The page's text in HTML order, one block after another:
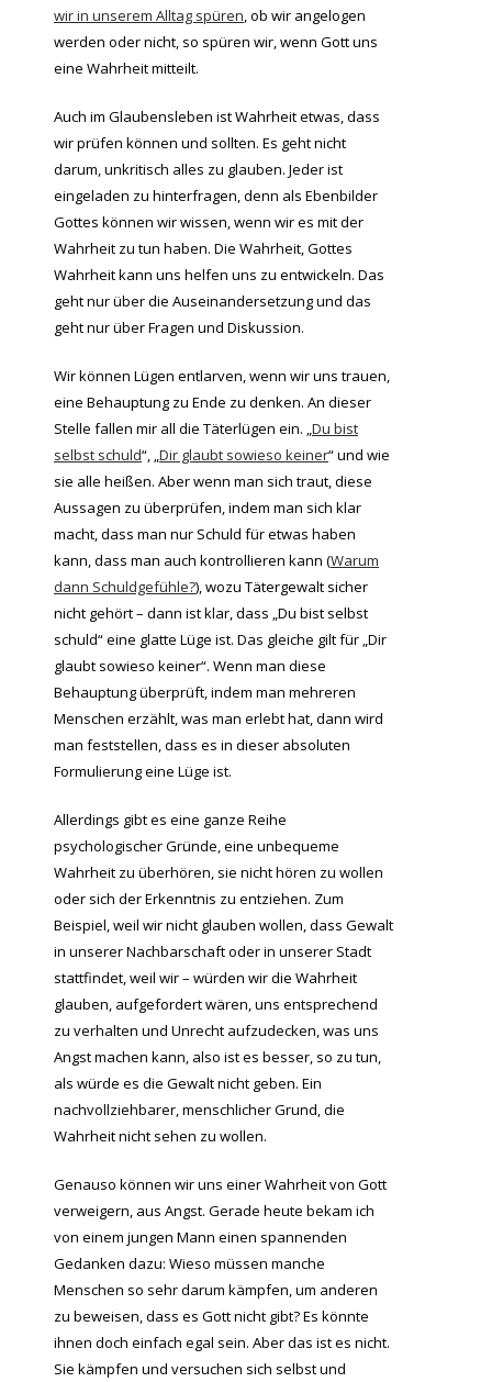
wir in unserem Alltag spüren, ob wir angelogen
werden oder nicht, so spüren wir, wenn Gott uns
eine Wahrheit mitteilt.
Auch im Glaubensleben ist Wahrheit etwas, dass
wir prüfen können und sollten. Es geht nicht
darum, unkritisch alles zu glauben. Jeder ist
eingeladen zu hinterfragen, denn als Ebenbilder
Gottes können wir wissen, wenn wir es mit der
Wahrheit zu tun haben. Die Wahrheit, Gottes
Wahrheit kann uns helfen uns zu entwickeln. Das
geht nur über die Auseinandersetzung und das
geht nur über Fragen und Diskussion.
Wir können Lügen entlarven, wenn wir uns trauen,
eine Behauptung zu Ende zu denken. An dieser
Stelle fallen mir all die Täterlügen ein. „Du bist
selbst schuld“, „Dir glaubt sowieso keiner“ und wie
sie alle heißen. Aber wenn man sich traut, diese
Aussagen zu überprüfen, indem man sich klar
macht, dass man nur Schuld für etwas haben
kann, dass man auch kontrollieren kann (Warum
dann Schuldgefühle?), wozu Tätergewalt sicher
nicht gehört – dann ist klar, dass „Du bist selbst
schuld“ eine glatte Lüge ist. Das gleiche gilt für „Dir
glaubt sowieso keiner“. Wenn man diese
Behauptung überprüft, indem man mehreren
Menschen erzählt, was man erlebt hat, dann wird
man feststellen, dass es in dieser absoluten
Formulierung eine Lüge ist.
Allerdings gibt es eine ganze Reihe
psychologischer Gründe, eine unbequeme
Wahrheit zu überhören, sie nicht hören zu wollen
oder sich der Erkenntnis zu entziehen. Zum
Beispiel, weil wir nicht glauben wollen, dass Gewalt
in unserer Nachbarschaft oder in unserer Stadt
stattfindet, weil wir – würden wir die Wahrheit
glauben, aufgefordert wären, uns entsprechend
zu verhalten und Unrecht aufzudecken, was uns
Angst machen kann, also ist es besser, so zu tun,
als würde es die Gewalt nicht geben. Ein
nachvollziehbarer, menschlicher Grund, die
Wahrheit nicht sehen zu wollen.
Genauso können wir uns einer Wahrheit von Gott
verweigern, aus Angst. Gerade heute bekam ich
von einem jungen Mann einen spannenden
Gedanken dazu: Wieso müssen manche
Menschen so sehr darum kämpfen, um anderen
zu beweisen, dass es Gott nicht gibt? Es könnte
ihnen doch einfach egal sein. Aber das ist es nicht.
Sie kämpfen und versuchen sich selbst und